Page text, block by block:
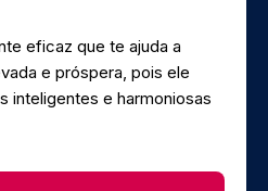
eficaz que te ajuda a
e próspera, pois ele
inteligentes e harmoniosas